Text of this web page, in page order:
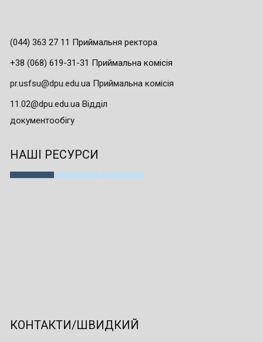
(044) 363 27 11 Приймальня ректора
+38 (068) 619-31-31 Приймальна комісія
pr.usfsu@dpu.edu.ua Приймальна комісія
11.02@dpu.edu.ua Відділ
документообігу
НАШІ РЕСУРСИ
КОНТАКТИ/ШВИДКИЙ